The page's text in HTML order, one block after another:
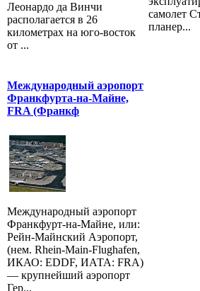
Леонардо да Винчи
располагается в 26
километрах на юго-восток
от ...
Международный аэропорт
Франкфурта-на-Майне,
FRA (Франкф
Международный аэропорт
Франкфурт-на-Майне, или:
Рейн-Майнский Аэропорт,
(нем. Rhein-Main-Flughafen,
ИКАО: EDDF, ИАТА: FRA)
— крупнейший аэропорт
Гер...
самолет
планер...